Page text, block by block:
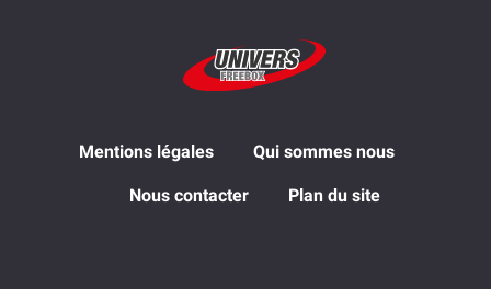
Mentions légales Qui sommes nous
Nous contacter Plan du site